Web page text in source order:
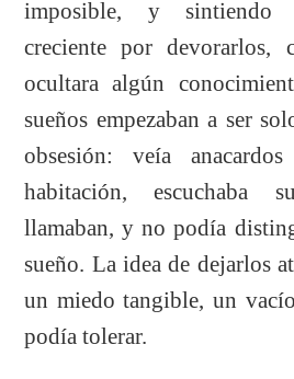
imposible, y sintiendo
creciente por devorarlos,
ocultara algún
sueños empezaban a ser
obsesión: veía
habitación, escuchaba
llamaban, y no podía
sueño. La idea de dejarlos
un miedo tangible, un
podía tolerar.